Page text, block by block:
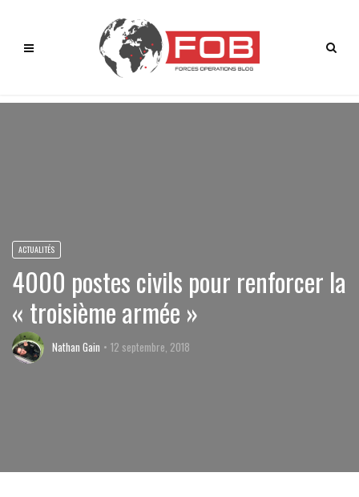
ACTUALITÉS
4000 postes civils pour renforcer la
« troisième armée »
Nathan Gain 12 septembre, 2018